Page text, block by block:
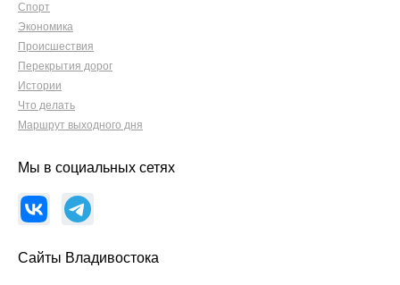
Спорт
Экономика
Происшествия
Перекрытия дорог
Истории
Что делать
Маршрут выходного дня
Мы в социальных сетях
Сайты Владивостока